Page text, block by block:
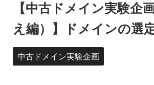
【中古ドメイン実験企
え編）】ドメインの選
中古ドメイン実験企画